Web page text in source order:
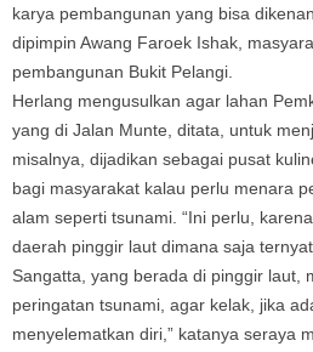
karya pembangunan yang bisa
dipimpin Awang Faroek Ishak,
pembangunan Bukit Pelangi.
Herlang mengusulkan agar lahan
yang di Jalan Munte, ditata, untuk
misalnya, dijadikan sebagai pusat
bagi masyarakat kalau perlu menara
alam seperti tsunami. “Ini perlu,
daerah pinggir laut dimana saja
Sangatta, yang berada di pinggir laut,
peringatan tsunami, agar kelak, jika
menyelematkan diri,” katanya seraya